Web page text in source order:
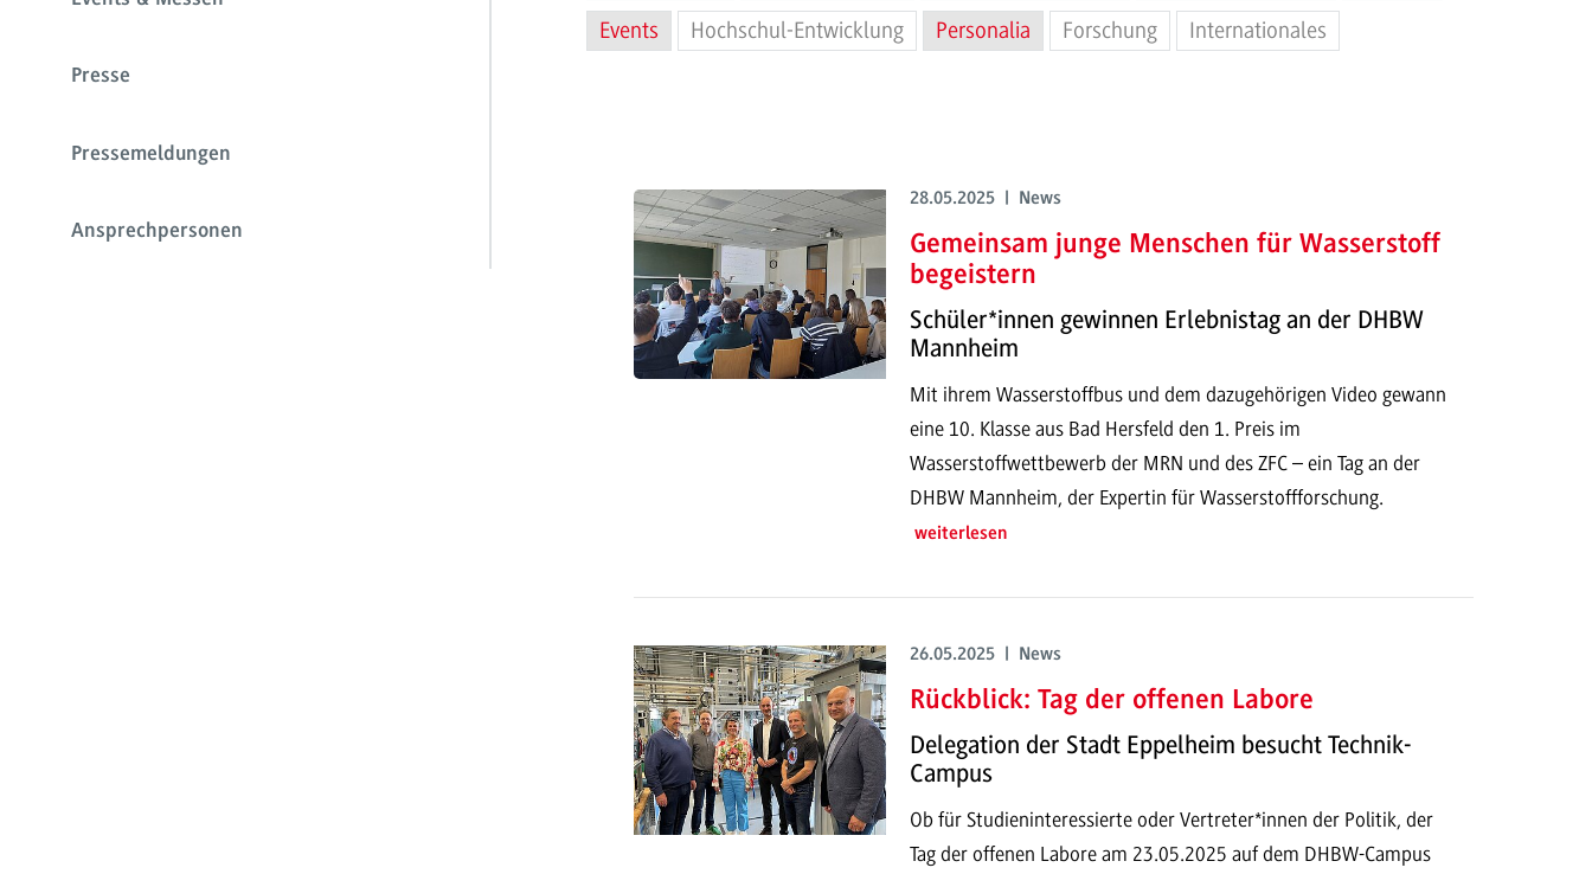
Presse
Pressemeldungen
Ansprechpersonen
Events
Hochschul-Entwicklung Personalia Forschung Internationales
28.05.2025 | News
Gemeinsam junge Menschen für Wasserstoff
begeistern
Schüler*innen gewinnen Erlebnistag an der DHBW
Mannheim
Mit ihrem Wasserstoffbus und dem dazugehörigen Video gewann
eine 10. Klasse aus Bad Hersfeld den 1. Preis im
Wasserstoffwettbewerb der MRN und des ZFC – ein Tag an der
DHBW Mannheim, der Expertin für Wasserstoffforschung.
weiterlesen
26.05.2025 | News
Rückblick: Tag der offenen Labore
Delegation der Stadt Eppelheim besucht Technik-
Campus
Ob für Studieninteressierte oder Vertreter*innen der Politik, der
Tag der offenen Labore am 23.05.2025 auf dem DHBW-Campus